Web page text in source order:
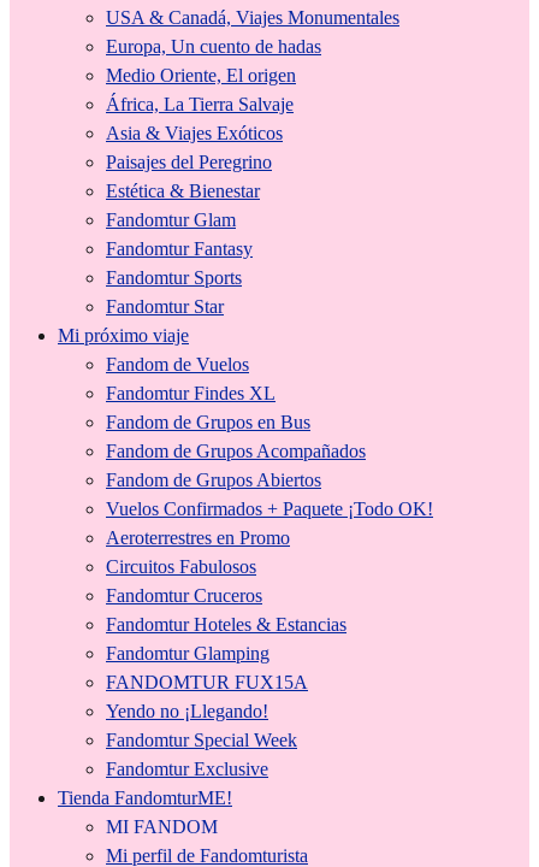
USA & Canadá, Viajes Monumentales
Europa, Un cuento de hadas
Medio Oriente, El origen
África, La Tierra Salvaje
Asia & Viajes Exóticos
Paisajes del Peregrino
Estética & Bienestar
Fandomtur Glam
Fandomtur Fantasy
Fandomtur Sports
Fandomtur Star
Mi próximo viaje
Fandom de Vuelos
Fandomtur Findes XL
Fandom de Grupos en Bus
Fandom de Grupos Acompañados
Fandom de Grupos Abiertos
Vuelos Confirmados + Paquete ¡Todo OK!
Aeroterrestres en Promo
Circuitos Fabulosos
Fandomtur Cruceros
Fandomtur Hoteles & Estancias
Fandomtur Glamping
FANDOMTUR FUX15A
Yendo no ¡Llegando!
Fandomtur Special Week
Fandomtur Exclusive
Tienda FandomturME!
MI FANDOM
Mi perfil de Fandomturista